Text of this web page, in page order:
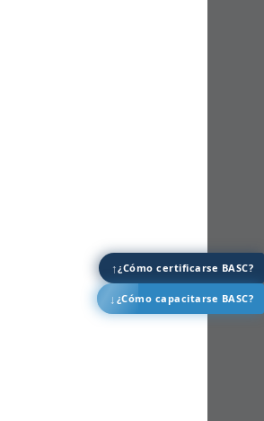
↑¿Cómo certificarse BASC?
↓ ¿Cómo capacitarse BASC?